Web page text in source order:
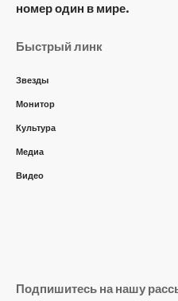
номер один в мире.
Быстрый линк
Звезды
Монитор
Культура
Медиа
Видео
Подпишитесь на нашу